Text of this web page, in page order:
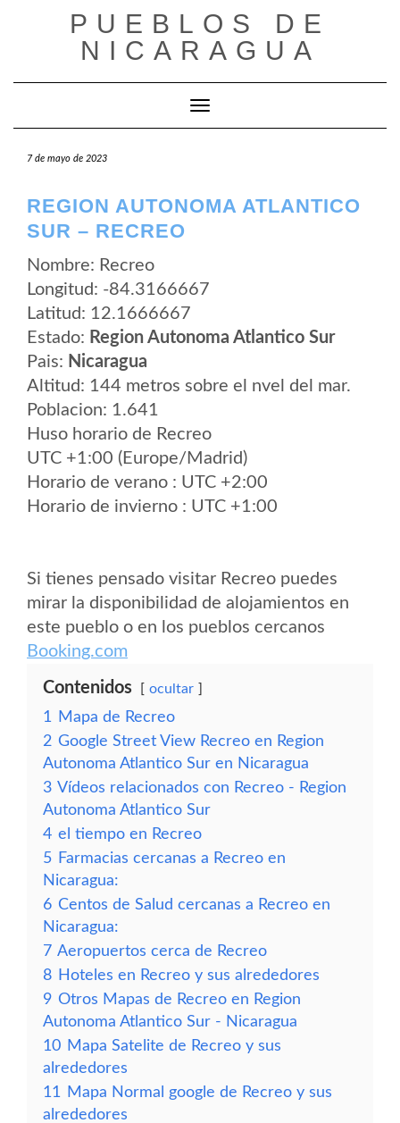
PUEBLOS DE
NICARAGUA
Cambiar modo de navegación
7 de mayo de 2023
REGION AUTONOMA ATLANTICO
SUR – RECREO
Nombre: Recreo
Longitud: -84.3166667
Latitud: 12.1666667
Estado: Region Autonoma Atlantico Sur
Pais: Nicaragua
Altitud: 144 metros sobre el nvel del mar.
Poblacion: 1.641
Huso horario de Recreo
UTC +1:00 (Europe/Madrid)
Horario de verano : UTC +2:00
Horario de invierno : UTC +1:00
Si tienes pensado visitar Recreo puedes
mirar la disponibilidad de alojamientos en
este pueblo o en los pueblos cercanos
Booking.com
Contenidos ocultar
1
Mapa de Recreo
2 Google Street View Recreo en Region
Autonoma Atlantico Sur en Nicaragua
3 Vídeos relacionados con Recreo - Region
Autonoma Atlantico Sur
4 el tiempo en Recreo
5 Farmacias cercanas a Recreo en
Nicaragua:
6 Centos de Salud cercanas a Recreo en
Nicaragua:
7 Aeropuertos cerca de Recreo
8 Hoteles en Recreo y sus alrededores
9 Otros Mapas de Recreo en Region
Autonoma Atlantico Sur - Nicaragua
10 Mapa Satelite de Recreo y sus
alrededores
11
Mapa Normal google de Recreo y sus
alrededores